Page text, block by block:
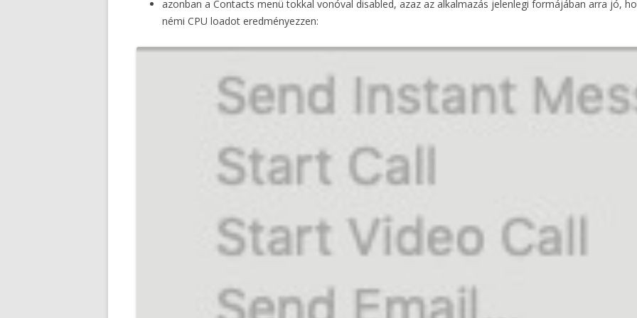
azonban a Contacts menü tokkal vonóval disabled, azaz az alkalmazás jelenlegi formájában arra jó,
némi CPU loadot eredményezzen: